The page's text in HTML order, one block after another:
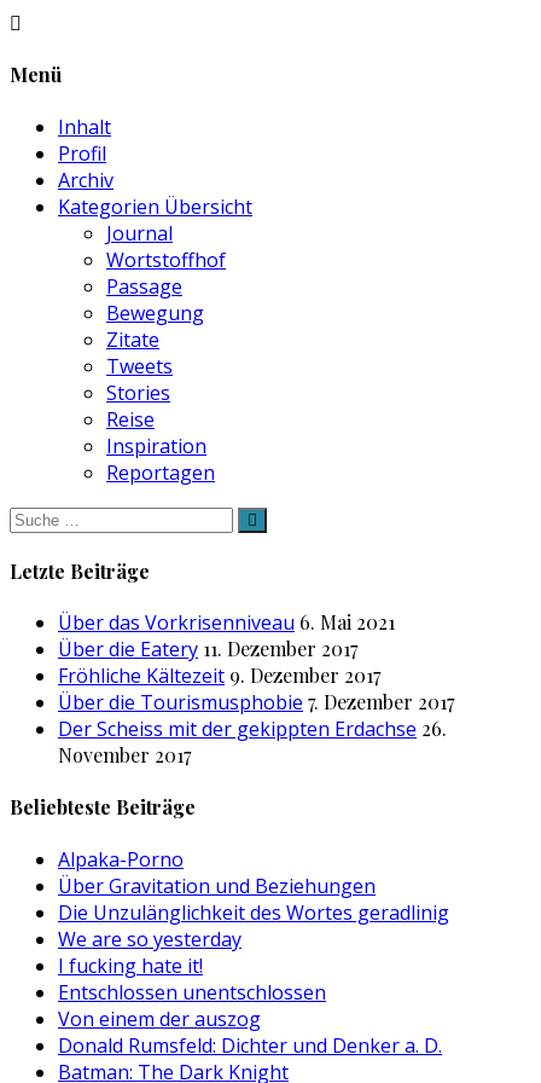
Menü
Inhalt
Profil
Archiv
Kategorien Übersicht
Journal
Wortstoffhof
Passage
Bewegung
Zitate
Tweets
Stories
Reise
Inspiration
Reportagen
Suche
nach:
Letzte Beiträge
Über das Vorkrisenniveau 6. Mai 2021
Über die Eatery 11. Dezember 2017
Fröhliche Kältezeit 9. Dezember 2017
Über die Tourismusphobie 7. Dezember 2017
Der Scheiss mit der gekippten Erdachse 26.
November 2017
Beliebteste Beiträge
Alpaka-Porno
Über Gravitation und Beziehungen
Die Unzulänglichkeit des Wortes geradlinig
We are so yesterday
I fucking hate it!
Entschlossen unentschlossen
Von einem der auszog
Donald Rumsfeld: Dichter und Denker a. D.
Batman: The Dark Knight